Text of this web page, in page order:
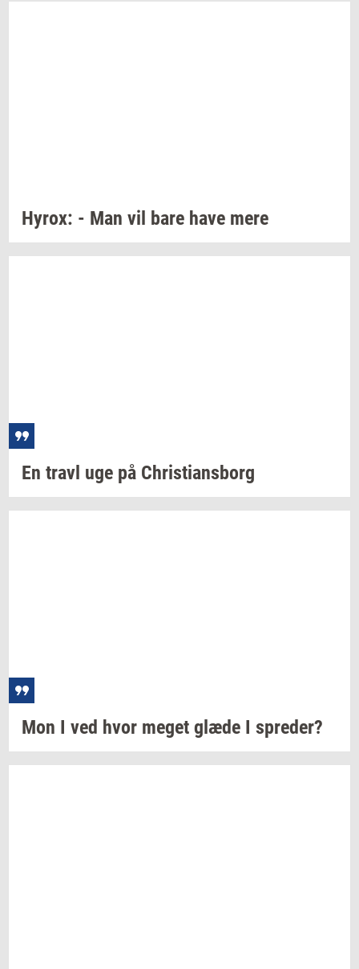
Hyrox: - Man vil bare have mere
En travl uge på Chri­sti­ans­borg
Mon I ved hvor meget glæde I spre­der?